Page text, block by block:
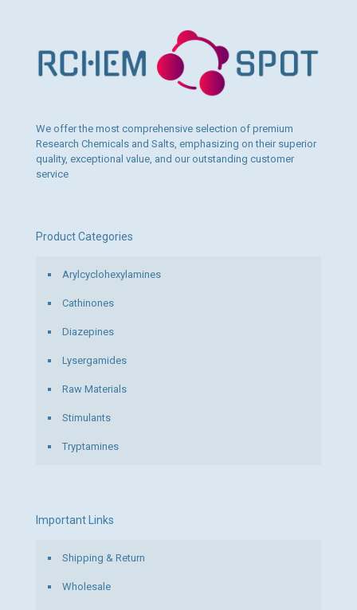
We offer the most comprehensive selection of premium
Research Chemicals and Salts, emphasizing on their superior
quality, exceptional value, and our outstanding customer
service
Product Categories
Arylcyclohexylamines
Cathinones
Diazepines
Lysergamides
Raw Materials
Stimulants
Tryptamines
Important Links
Shipping & Return
Wholesale